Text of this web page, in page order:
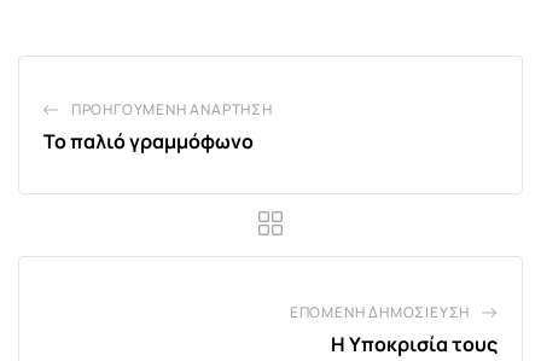
ΠΡΟΗΓΟΎΜΕΝΗ ΑΝΆΡΤΗΣΗ
Το παλιό γραμμόφωνο
ΕΠΌΜΕΝΗ ΔΗΜΟΣΊΕΥΣΗ
Η Υποκρισία τους